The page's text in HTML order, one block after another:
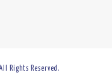
Rights Reserved.